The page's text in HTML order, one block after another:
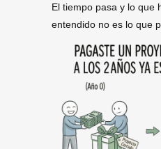
El tiempo pasa y lo que
entendido no es lo que